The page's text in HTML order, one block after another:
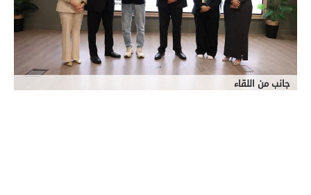
جانب من اللقاء